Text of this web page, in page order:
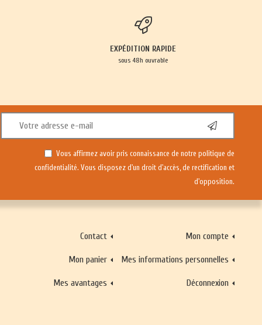
EXPÉDITION RAPIDE
sous 48h ouvrable
Vous affirmez avoir pris connaissance de notre politique de
confidentialité. Vous disposez d'un droit d'accès, de rectification et
d'opposition.
Contact Mon compte
Mon panier Mes informations personnelles
Mes avantages Déconnexion